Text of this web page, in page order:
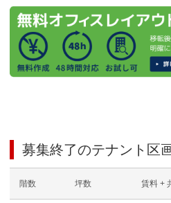
募集終了のテナント区
階数 坪数 賃料 +